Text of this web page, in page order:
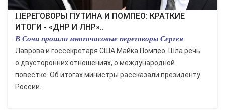
ПЕРЕГОВОРЫ ПУТИНА И ПОМПЕО: КРАТКИЕ
ИТОГИ - «ДНР И ЛНР»..
В Сочи прошли многочасовые переговоры Сергея
Лаврова и госсекретаря США Майка Помпео. Шла речь
о двусторонних отношениях, о международной
повестке. Об итогах министры рассказали президенту
России...